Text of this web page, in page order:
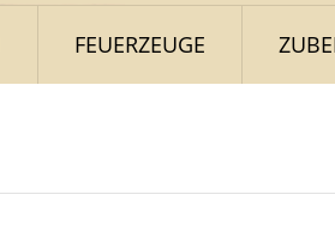
FEUERZEUGE